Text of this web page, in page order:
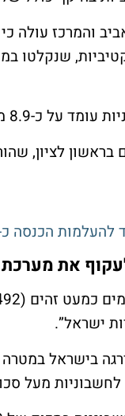
והמרכז עולה
כ-2,500 חשבוניות
8.9 מיליון שקל.
לציון,
כ-25 מיליון
את מערכת
ישראל”.
בישראל
מעל